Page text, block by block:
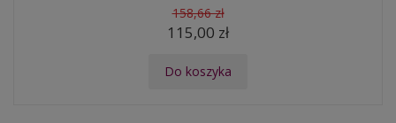
158,66 zł
115,00 zł
Do koszyka